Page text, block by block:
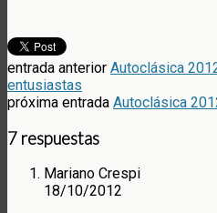
entrada anterior Autoclásica
entusiastas
próxima entrada Autoclásica
7 respuestas
Mariano Crespi
18/10/2012